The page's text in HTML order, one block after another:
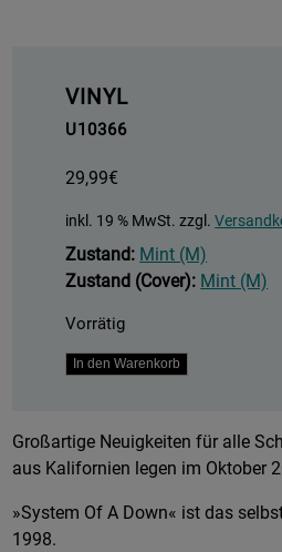
VINYL
U10366
29,99€
inkl. 19 % MwSt. zzgl.
Zustand: Mint (M)
Zustand (Cover): Mint (M)
Vorrätig
System
Down
Menge
In den Warenkorb
Großartige Neuigkeiten für alle
aus Kalifornien legen im Oktober
»System Of A Down« ist das
1998.